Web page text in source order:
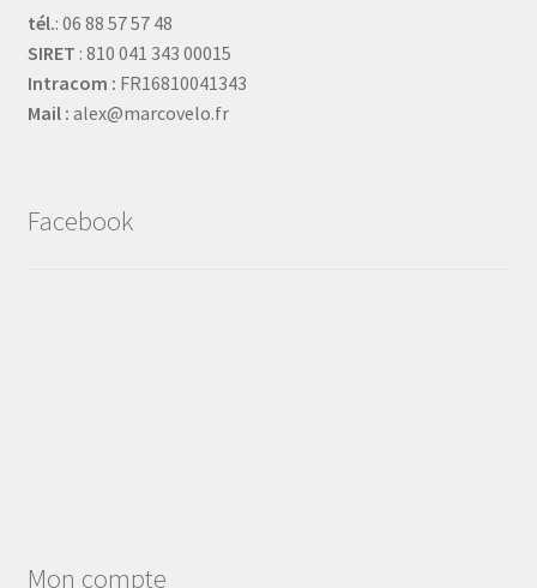
tél.: 06 88 57 57 48
SIRET : 810 041 343 00015
Intracom : FR16810041343
Mail : alex@marcovelo.fr
Facebook
Mon compte